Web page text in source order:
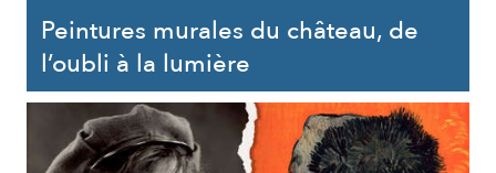
Peintures murales du château, de
l’oubli à la lumière